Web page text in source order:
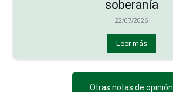
soberanía
22/07/2026
Leer más
Otras notas de opinión